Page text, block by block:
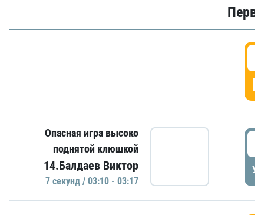
Опасная игра высоко
поднятой клюшкой
14.Балдаев Виктор
7 секунд / 03:10 - 03:17